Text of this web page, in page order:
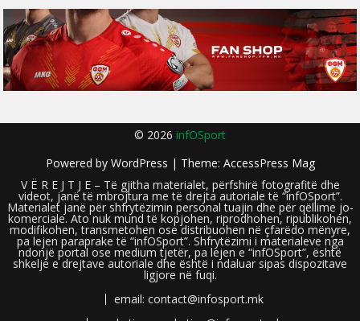
© 2026 infOSport
Powered by WordPress | Theme: AccessPress Mag
V Ë R E J T J E – Të gjitha materialet, përfshirë fotografitë dhe
videot, janë të mbrojtura me të drejta autoriale të “infOSport”.
Materialet janë për shfrytëzimin personal tuajin dhe për qëllime jo-
komerciale. Ato nuk mund të kopjohen, riprodhohen, ripublikohen,
modifikohen, transmetohen ose distribuohen në çfarëdo mënyre,
pa lejen paraprake të “infOSport”. Shfrytëzimi i materialeve nga
ndonjë portal ose medium tjetër, pa lejen e “infOSport”, është
shkelje e drejtave autoriale dhe është i ndaluar sipas dispozitave
ligjore në fuqi.
email: contact@infosport.mk